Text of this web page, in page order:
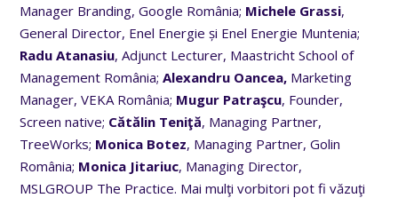
Manager Branding, Google România; Michele Grassi,
General Director, Enel Energie și Enel Energie Muntenia;
Radu Atanasiu, Adjunct Lecturer, Maastricht School of
Management România;Alexandru Oancea, Marketing
Manager, VEKA România; Mugur Patraşcu, Founder,
Screen native; Cătălin Teniţă, Managing Partner,
TreeWorks; Monica Botez, Managing Partner, Golin
România; Monica Jitariuc, Managing Director,
MSLGROUP The Practice. Mai mulţi vorbitori pot fi văzuţi